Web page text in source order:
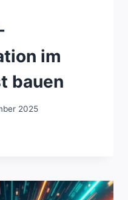
im
bauen
2025